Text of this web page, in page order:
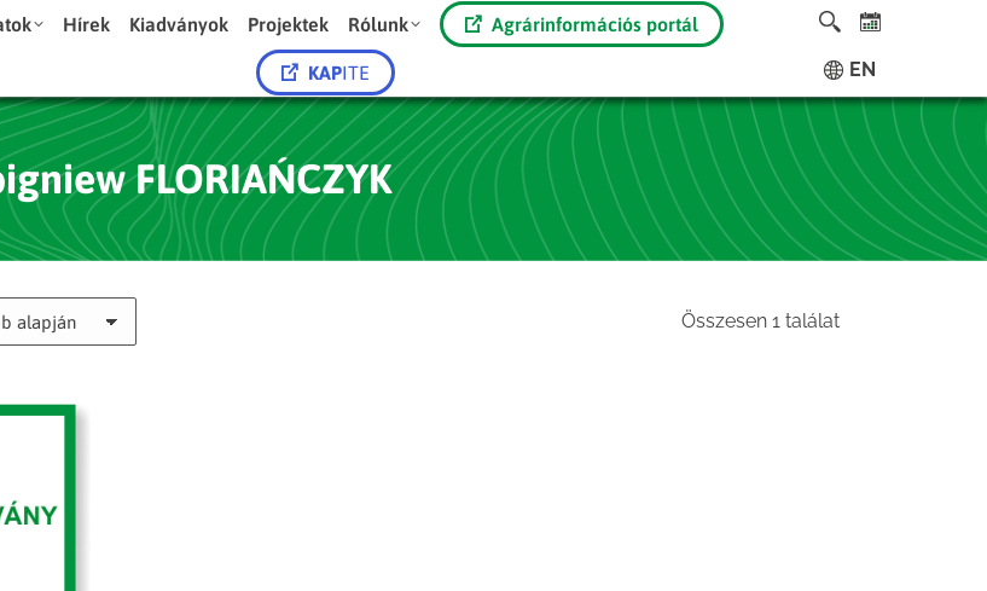
Hírek Kiadványok Projektek Rólunk Agrárinformációs portál
KAPITE EN
FLORIAŃCZYK
Összesen 1 találat